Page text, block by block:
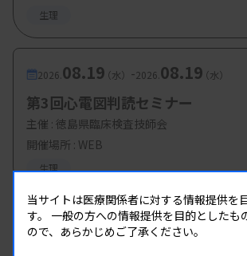
生理
2026. 08.19（水） -2026. 08.19（水）
第3回心電図判読セミナー
主催 : 徳島県臨床検査技師会
開催場所 : WEB
生理
当サイトは医療関係者に対する情報提供を
す。 一般の方への情報提供を目的としたも
ので、あらかじめご了承ください。